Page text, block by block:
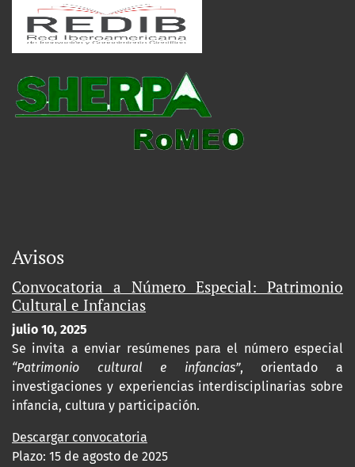
Avisos
Convocatoria a Número Especial: Patrimonio
Cultural e Infancias
julio 10, 2025
Se invita a enviar resúmenes para el número especial
“Patrimonio cultural e infancias”, orientado a
investigaciones y experiencias interdisciplinarias sobre
infancia, cultura y participación.
Descargar convocatoria
Plazo: 15 de agosto de 2025